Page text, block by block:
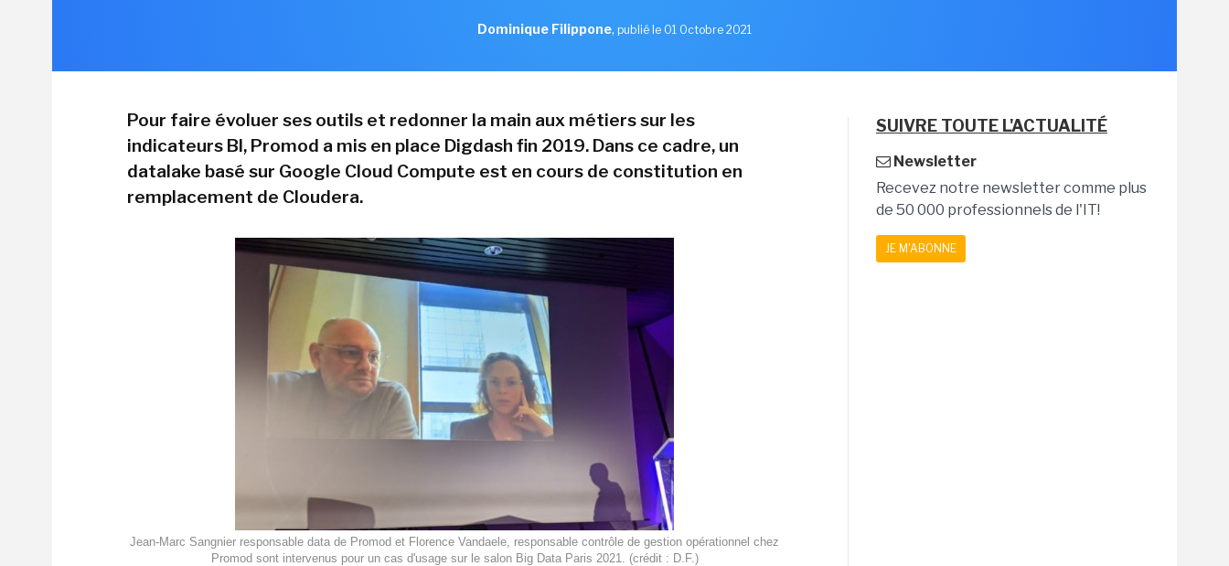
Dominique Filippone, publié le 01 Octobre 2021
Pour faire évoluer ses outils et redonner la main aux métiers sur les
indicateurs BI, Promod a mis en place Digdash fin 2019. Dans ce cadre, un
datalake basé sur Google Cloud Compute est en cours de constitution en
remplacement de Cloudera.
Jean-Marc Sangnier responsable data de Promod et Florence Vandaele, responsable contrôle de gestion opérationnel chez
Promod sont intervenus pour un cas d'usage sur le salon Big Data Paris 2021. (crédit : D.F.)
SUIVRE TOUTE L'ACTUALITÉ
Newsletter
Recevez notre newsletter comme plus
de 50 000 professionnels de l'IT!
JE M'ABONNE